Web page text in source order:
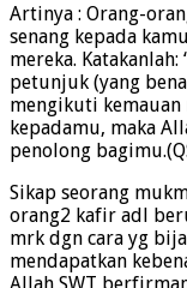
Artinya : Orang-
senang kepada
mereka.
petunjuk (yang
mengikuti kemauan
kepadamu, maka
penolong
Sikap seorang
orang2 kafir adl
mrk dgn cara yg
mendapatkan
Allah SWT